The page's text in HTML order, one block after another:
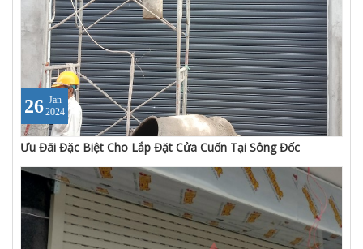
26 Jan
2024
Ưu Đãi Đặc Biệt Cho Lắp Đặt Cửa Cuốn Tại Sông Đốc